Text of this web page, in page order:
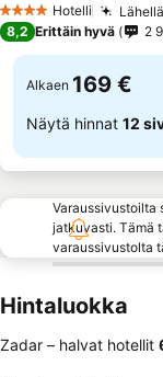
4 Tähtiluokitus
Hotelli
8,2 Erittäin hyvä 2
Alkaen 169 €
Näytä hinnat 12
Varaussivustoilta
jatkuvasti. Tämä
varaussivustolta
Hintaluokka
Zadar – halvat hotellit